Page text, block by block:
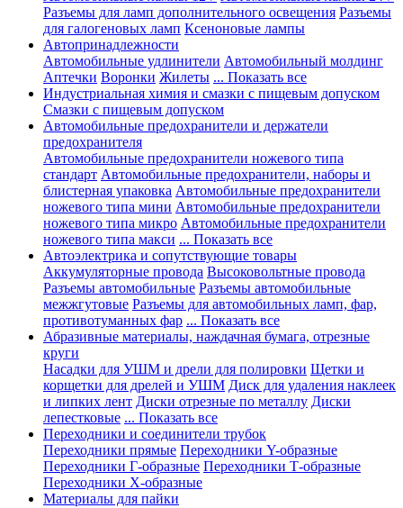
Разъемы для ламп дополнительного освещения Разъемы
для галогеновых ламп Ксеноновые лампы
Автопринадлежности
Автомобильные удлинители Автомобильный молдинг
Аптечки Воронки Жилеты ... Показать все
Индустриальная химия и смазки с пищевым допуском
Смазки с пищевым допуском
Автомобильные предохранители и держатели
предохранителя
Автомобильные предохранители ножевого типа
стандарт Автомобильные предохранители, наборы и
блистерная упаковка Автомобильные предохранители
ножевого типа мини Автомобильные предохранители
ножевого типа микро Автомобильные предохранители
ножевого типа макси ... Показать все
Автоэлектрика и сопутствующие товары
Аккумуляторные провода Высоковольтные провода
Разъемы автомобильные Разъемы автомобильные
межжгутовые Разъемы для автомобильных ламп, фар,
противотуманных фар ... Показать все
Абразивные материалы, наждачная бумага, отрезные
круги
Насадки для УШМ и дрели для полировки Щетки и
корщетки для дрелей и УШМ Диск для удаления наклеек
и липких лент Диски отрезные по металлу Диски
лепестковые ... Показать все
Переходники и соединители трубок
Переходники прямые Переходники Y-образные
Переходники Г-образные Переходники Т-образные
Переходники Х-образные
Материалы для пайки